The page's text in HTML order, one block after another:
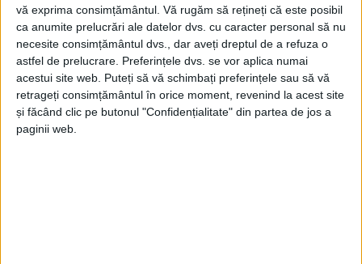
vă exprima consimțământul. Vă rugăm să rețineți că este posibil
ca anumite prelucrări ale datelor dvs. cu caracter personal să nu
necesite consimțământul dvs., dar aveți dreptul de a refuza o
astfel de prelucrare. Preferințele dvs. se vor aplica numai
acestui site web. Puteți să vă schimbați preferințele sau să vă
retrageți consimțământul în orice moment, revenind la acest site
și făcând clic pe butonul "Confidențialitate" din partea de jos a
paginii web.
adevărat parc al distracției, în cadrul Festivalului Copilăriei,
eveniment care promite trei zile pline de spectacole, activități
și surprize pentru toate vârstele!
Arhive